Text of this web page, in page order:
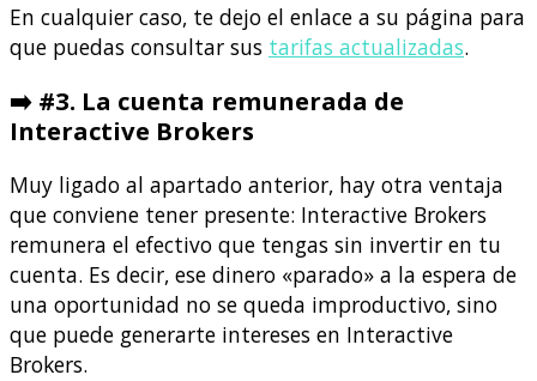
En cualquier caso, te dejo el enlace a su página para
que puedas consultar sus tarifas actualizadas.
➡️ #3. La cuenta remunerada de
Interactive Brokers
Muy ligado al apartado anterior, hay otra ventaja
que conviene tener presente: Interactive Brokers
remunera el efectivo que tengas sin invertir en tu
cuenta. Es decir, ese dinero «parado» a la espera de
una oportunidad no se queda improductivo, sino
que puede generarte intereses en Interactive
Brokers.